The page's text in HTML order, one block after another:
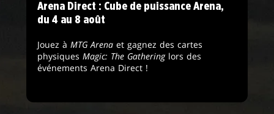
Arena Direct : Cube de puissance Arena,
du 4 au 8 août
Jouez à MTG Arena et gagnez des cartes
physiques Magic: The Gatheringlors des
événements Arena Direct !